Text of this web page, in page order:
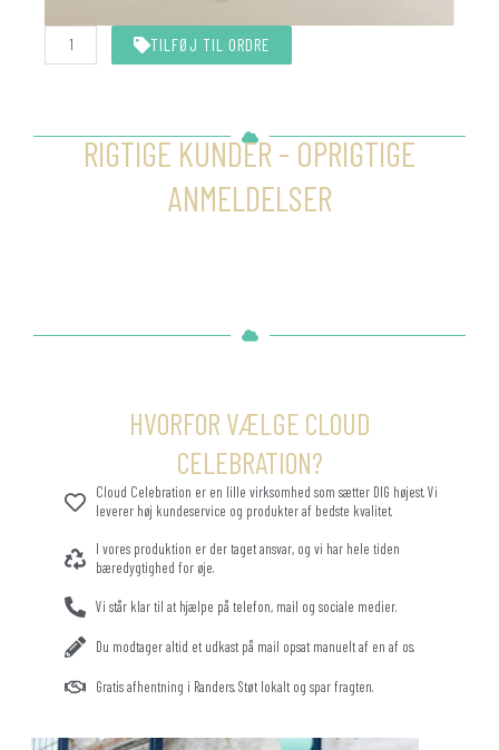
TILFØJ TIL ORDRE
RIGTIGE KUNDER - OPRIGTIGE
ANMELDELSER
HVORFOR VÆLGE CLOUD
CELEBRATION?
Cloud Celebration er en lille virksomhed som sætter DIG højest. Vi
leverer høj kundeservice og produkter af bedste kvalitet.
I vores produktion er der taget ansvar, og vi har hele tiden
bæredygtighed for øje.
Vi står klar til at hjælpe på telefon, mail og sociale medier.
Du modtager altid et udkast på mail opsat manuelt af en af os.
Gratis afhentning i Randers. Støt lokalt og spar fragten.